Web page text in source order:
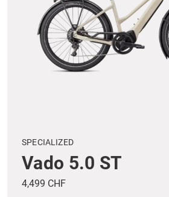
SPECIALIZED
Vado 5.0 ST
4,499 CHF